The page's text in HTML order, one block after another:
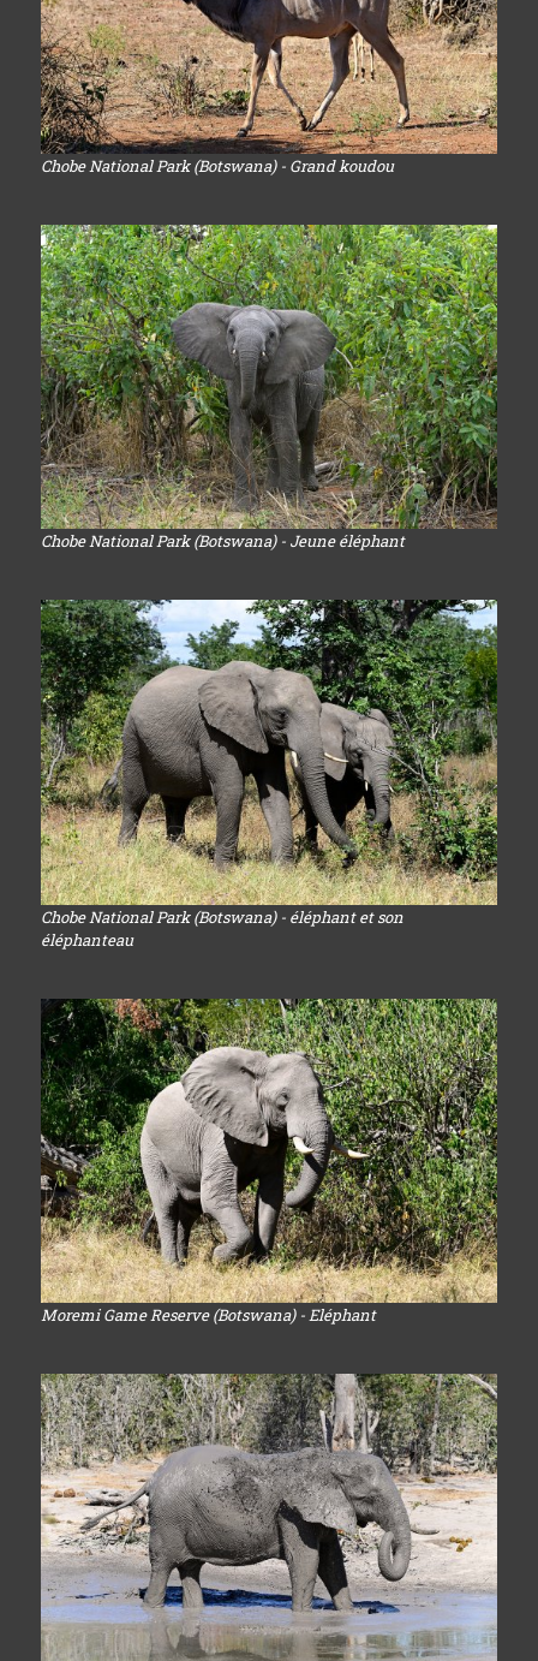
Chobe National Park (Botswana) - Grand koudou
Chobe National Park (Botswana) - Jeune éléphant
Chobe National Park (Botswana) - éléphant et son
éléphanteau
Moremi Game Reserve (Botswana) - Eléphant